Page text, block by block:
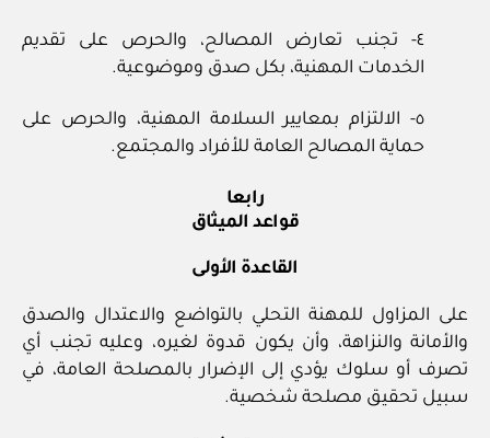
٤‏- تجنب تعارض المصالح، والحرص على تقديم
الخدمات المهنية، بكل صدق وموضوعية.
٥‏- الالتزام بمعايير السلامة المهنية، والحرص على
حماية المصالح العامة للأفراد والمجتمع.
رابعا
قواعد الميثاق
القاعدة الأولى
على المزاول للمهنة التحلي بالتواضع والاعتدال والصدق
والأمانة والنزاهة، وأن يكون قدوة لغيره، وعليه تجنب أي
تصرف أو سلوك يؤدي إلى الإضرار بالمصلحة العامة، في
سبيل تحقيق مصلحة شخصية.